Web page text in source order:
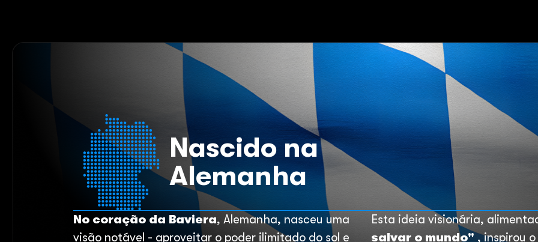
Nascido na
Alemanha
No coração da Baviera, Alemanha, nasceu uma
visão notável - aproveitar o poder ilimitado do sol e
Esta ideia visionária,
salvar o mundo", inspirou